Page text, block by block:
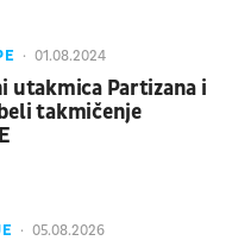
01.08.2024
utakmica Partizana i
takmičenje
05.08.2026